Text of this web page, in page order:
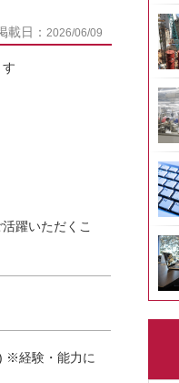
載日： 2026/06/09
躍いただくこ
※経験・能力に